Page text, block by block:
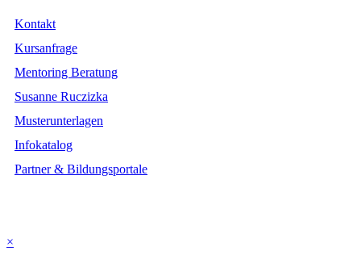
Kontakt
Kursanfrage
Mentoring Beratung
Susanne Ruczizka
Musterunterlagen
Infokatalog
Partner & Bildungsportale
×